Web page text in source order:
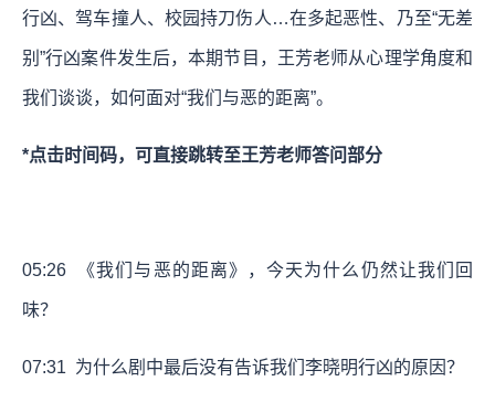
行凶、驾车撞人、校园持刀伤人…在多起恶性、乃至“无差
别”行凶案件发生后，本期节目，王芳老师从心理学角度和
我们谈谈，如何面对“我们与恶的距离”。
*点击时间码，可直接跳转至王芳老师答问部分
05:26 《我们与恶的距离》，今天为什么仍然让我们回
味？
07:31 为什么剧中最后没有告诉我们李晓明行凶的原因？